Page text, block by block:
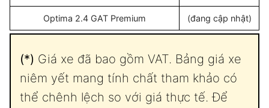
Optima 2.4 GAT Premium (đang cập nhật)
(*) Giá xe đã bao gồm VAT. Bảng giá xe
niêm yết mang tính chất tham khảo có
thể chênh lệch so với giá thực tế. Để